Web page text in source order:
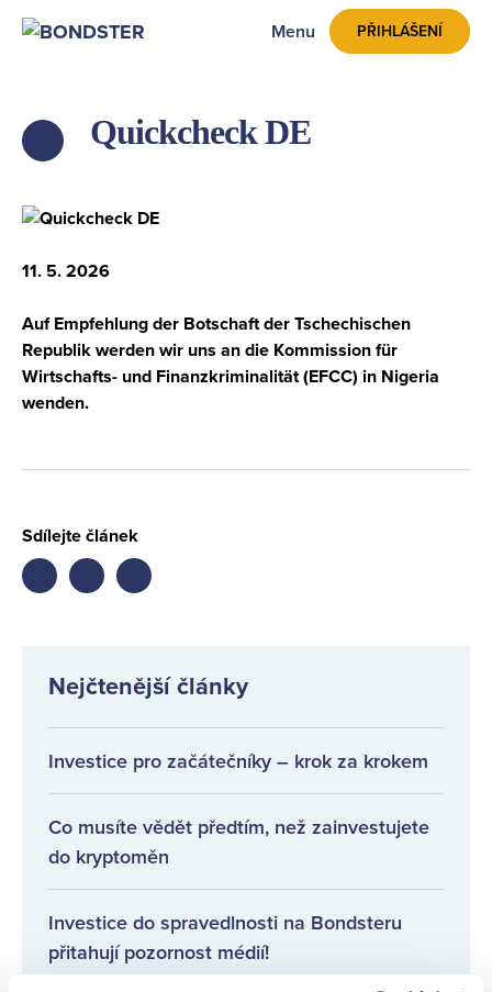
Menu PŘIHLÁŠENÍ
ZPĚT
Quickcheck DE
11. 5. 2026
Auf Empfehlung der Botschaft der Tschechischen
Republik werden wir uns an die Kommission für
Wirtschafts- und Finanzkriminalität (EFCC) in Nigeria
wenden.
Sdílejte článek
Share
Nejčtenější články
Investice pro začátečníky – krok za krokem
Co musíte vědět předtím, než zainvestujete
do kryptoměn
Investice do spravedlnosti na Bondsteru
přitahují pozornost médií!